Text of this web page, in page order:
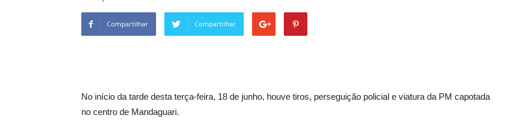
Compartilhar Compartilhar
No início da tarde desta terça-feira, 18 de junho, houve tiros, perseguição policial e viatura da PM capotada
no centro de Mandaguari.